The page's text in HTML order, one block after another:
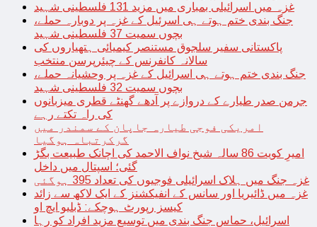
غزہ میں اسرائیلی بمباری میں مزید 131 فلسطینی شہید
جنگ بندی ختم ہوتے ہی اسرئیل کے غزہ پر دوبارہ حملے،
بچوں سمیت 37 فلسطینی شہید
پاکستانی سفیر سلجوق مستنصر کیمیائی ہتھیاروں کی
سالانہ کانفرنس کے چیئرپرسن منتخب
جنگ بندی ختم ہوتے ہی اسرائیل کے غزہ پر وحشیانہ حملے،
بچوں سمیت 32 فلسطینی شہید
جرمن صدر طیارے کے دروازے پر آدھے گھنٹے قطری میزبانوں
کی راہ تکتے رہے
امریکی فوجی طیارہ جاپان کے سمندر میں
گرکرتباہ ہوگیا
امیرِ کویت 86 سالہ شیخ نواف الاحمد کی اچانک طبیعت بگڑ
گئی؛ اسپتال میں داخل
غزہ جنگ میں ہلاک اسرائیلی فوجیوں کی تعداد 395 ہوگئی
غزہ میں ڈائیریا اور سانس کے انفیکشنز کے ایک لاکھ سے زائد
کیسز رپورٹ ہوچکے: ڈبلیو ایچ او
اسرائیل، حماس جنگ بندی میں توسیع مزید افراد کو رہا